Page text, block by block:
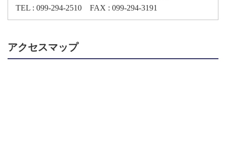
TEL : 099-294-2510 FAX : 099-294-3191
アクセスマップ